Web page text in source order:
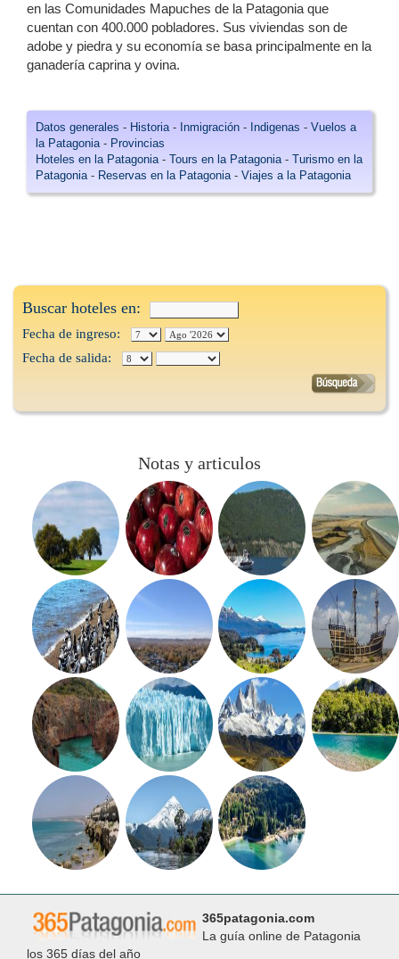
en las Comunidades Mapuches de la Patagonia que
cuentan con 400.000 pobladores. Sus viviendas son de
adobe y piedra y su economía se basa principalmente en la
ganadería caprina y ovina.
Datos generales - Historia- Inmigración - Indigenas - Vuelos a
la Patagonia- Provincias
Hoteles en la Patagonia- Tours en la Patagonia- Turismo en la
Patagonia- Reservas en la Patagonia- Viajes a la Patagonia
Buscar hoteles en:
Fecha de ingreso:
Fecha de salida:
Notas y articulos
365patagonia.com
La guía online de Patagonia
los 365 días del año